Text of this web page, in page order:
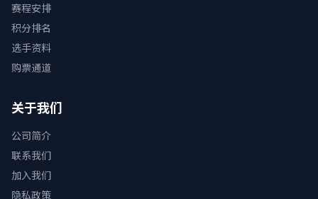
赛程安排
积分排名
选手资料
购票通道
关于我们
公司简介
联系我们
加入我们
隐私政策